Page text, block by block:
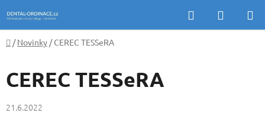
na
obsah
Hledat
KOŠÍK
Domů
/ Novinky / CEREC TESSeRA
CEREC TESSeRA
21.6.2022